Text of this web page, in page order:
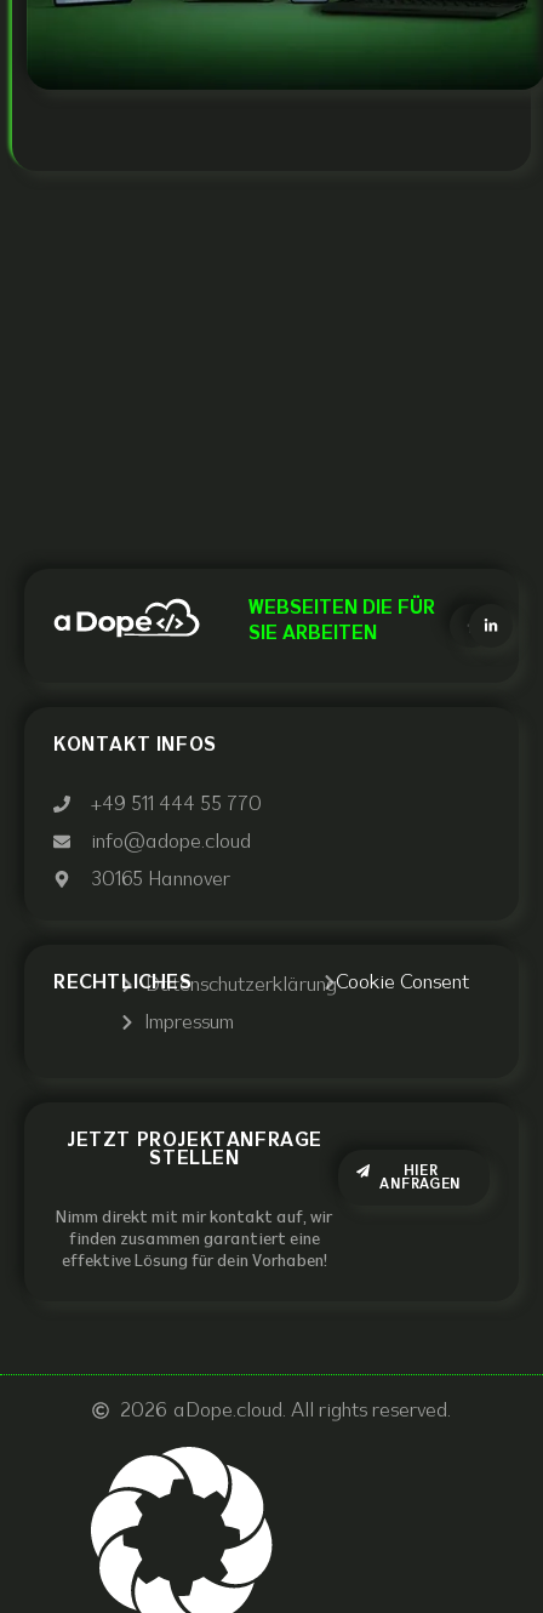
WEBSEITEN DIE FÜR
SIE ARBEITEN
KONTAKT INFOS
+49 511 444 55 770
info@adope.cloud
30165 Hannover
RECHTLICHESDatenschutzerklärung
Impressum
Cookie Consent
JETZT PROJEKTANFRAGE
STELLEN
Nimm direkt mit mir kontakt auf, wir
finden zusammen garantiert eine
effektive Lösung für dein Vorhaben!
HIER
ANFRAGEN
2026 aDope.cloud. All rights reserved.